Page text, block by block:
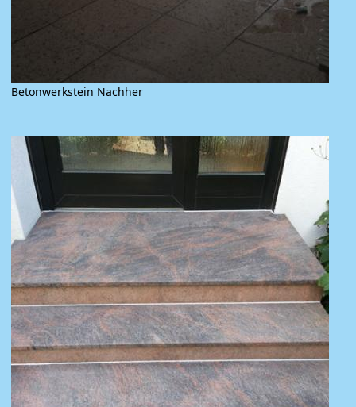
Betonwerkstein Nachher